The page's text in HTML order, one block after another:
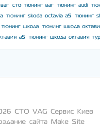
сто тюнинг ваг тюнинг audi
тюнинг skoda octavia a5
тюнинг
тюнинг шкода тюнинг шкода
а5
тюнинг шкода октавия тур
СТО VAG Сервис Киев
сайта Make Site